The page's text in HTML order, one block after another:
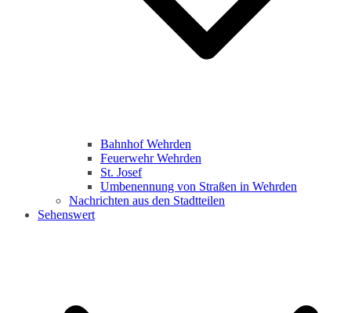
Bahnhof Wehrden
Feuerwehr Wehrden
St. Josef
Umbenennung von Straßen in Wehrden
Nachrichten aus den Stadtteilen
Sehenswert